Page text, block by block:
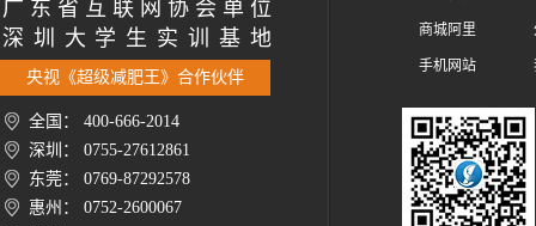
广 东 省 互 联 网 协 会 单 位
深 圳 大 学 生 实 训 基 地
央视《超级减肥王》合作伙伴
全国： 400-666-2014
深圳： 0755-27612861
东莞： 0769-87292578
惠州： 0752-2600067
商城阿里
手机网站